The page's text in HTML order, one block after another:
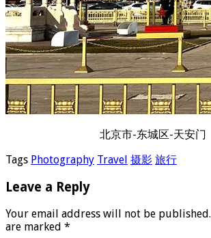
北京市-东城区-天安门
Tags Photography Travel 摄影 旅行
Leave a Reply
Your email address will not be published.
are marked *